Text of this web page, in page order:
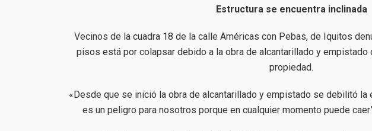
Estructura se encuentra inclinada
Vecinos de la cuadra 18 de la calle Américas con Pebas, de Iquitos
pisos está por colapsar debido a la obra de alcantarillado y
propiedad.
«Desde que se inició la obra de alcantarillado y empistado se debilitó la
es un peligro para nosotros porque en cualquier momento puede